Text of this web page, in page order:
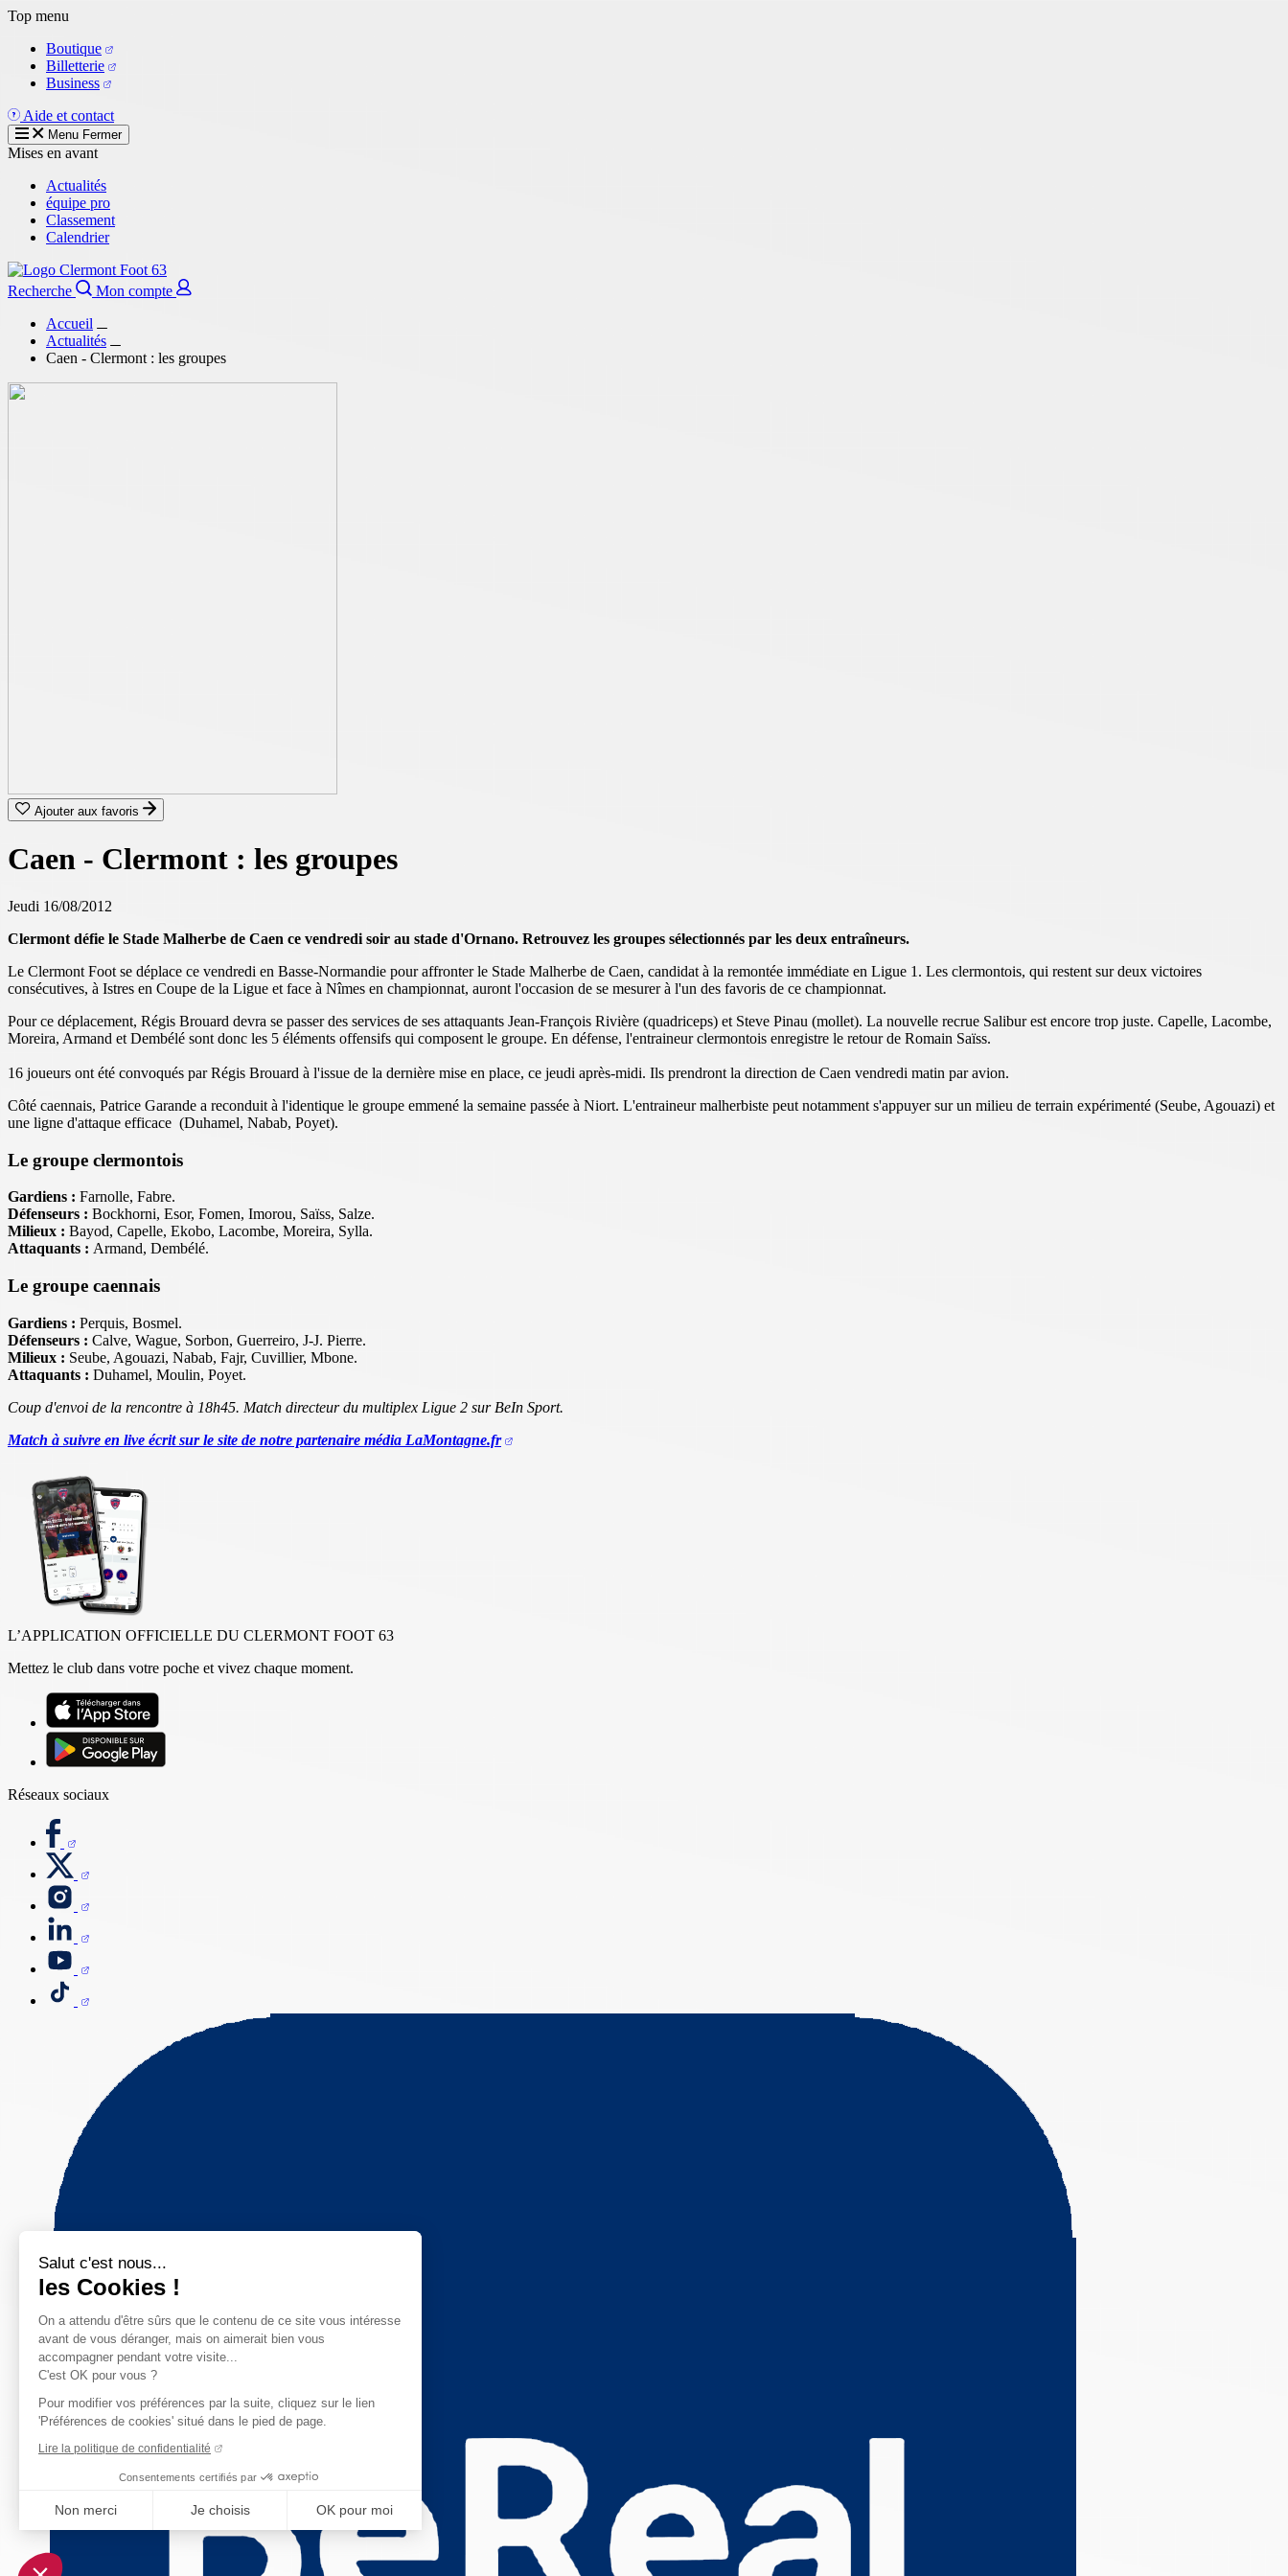
Salut c'est nous...
les Cookies !
On a attendu d'être sûrs que le contenu de ce site vous intéresse
avant de vous déranger, mais on aimerait bien vous
accompagner pendant votre visite...
C'est OK pour vous ?
Pour modifier vos préférences par la suite, cliquez sur le lien
'Préférences de cookies' situé dans le pied de page.
Lire la politique de confidentialité
Consentements certifiés par
Non merci Je choisis OK pour moi
Plateforme de Gestion du Consentement : Personnalisez vos Options
Aller
contenu
principal
Top menu
Boutique
Billetterie
Business
Aide et contact
Menu Fermer
Mises en avant
Actualités
équipe pro
Classement
Calendrier
Recherche
Mon compte
Accueil
Actualités
Caen - Clermont : les groupes
Ajouter aux favoris
Caen - Clermont : les groupes
Jeudi 16/08/2012
Clermont défie le Stade Malherbe de Caen ce vendredi soir au stade d'Ornano. Retrouvez les groupes sélectionnés par les deux entraîneurs.
Le Clermont Foot se déplace ce vendredi en Basse-Normandie pour affronter le Stade Malherbe de Caen, candidat à la remontée immédiate en Ligue 1. Les clermontois, qui restent sur deux victoires
consécutives, à Istres en Coupe de la Ligue et face à Nîmes en championnat, auront l'occasion de se mesurer à l'un des favoris de ce championnat.
Pour ce déplacement, Régis Brouard devra se passer des services de ses attaquants Jean-François Rivière (quadriceps) et Steve Pinau (mollet). La nouvelle recrue Salibur est encore trop juste. Capelle, Lacombe,
Moreira, Armand et Dembélé sont donc les 5 éléments offensifs qui composent le groupe. En défense, l'entraineur clermontois enregistre le retour de Romain Saïss.
16 joueurs ont été convoqués par Régis Brouard à l'issue de la dernière mise en place, ce jeudi après-midi. Ils prendront la direction de Caen vendredi matin par avion.
Côté caennais, Patrice Garande a reconduit à l'identique le groupe emmené la semaine passée à Niort. L'entraineur malherbiste peut notamment s'appuyer sur un milieu de terrain expérimenté (Seube, Agouazi) et
une ligne d'attaque efficace (Duhamel, Nabab, Poyet).
Le groupe clermontois
Gardiens : Farnolle, Fabre.
Défenseurs : Bockhorni, Esor, Fomen, Imorou, Saïss, Salze.
Milieux : Bayod, Capelle, Ekobo, Lacombe, Moreira, Sylla.
Attaquants : Armand, Dembélé.
Le groupe caennais
Gardiens : Perquis, Bosmel.
Défenseurs : Calve, Wague, Sorbon, Guerreiro, J-J. Pierre.
Milieux : Seube, Agouazi, Nabab, Fajr, Cuvillier, Mbone.
Attaquants : Duhamel, Moulin, Poyet.
Coup d'envoi de la rencontre à 18h45. Match directeur du multiplex Ligue 2 sur BeIn Sport.
Match à suivre en live écrit sur le site de notre partenaire média LaMontagne.fr
L’APPLICATION OFFICIELLE DU CLERMONT FOOT 63
Mettez le club dans votre poche et vivez chaque moment.
Réseaux sociaux